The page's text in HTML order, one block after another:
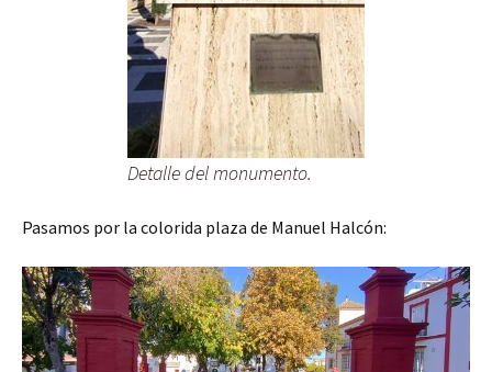
Detalle del monumento.
Pasamos por la colorida plaza de Manuel Halcón: